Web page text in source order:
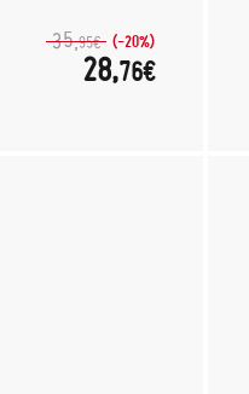
35,95€ (-20%)
28,76€